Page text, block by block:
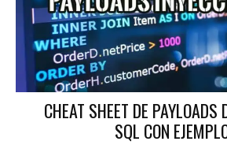
CHEAT SHEET DE PAYLOADS
SQL CON